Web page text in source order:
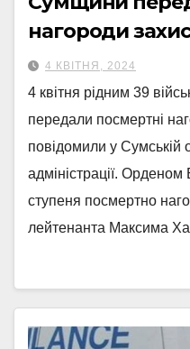
нагороди
4 КВІТНЯ, 2024
4 квітня рідним 39
передали посмертні
повідомили у Сумській
адміністрації. Орденом
ступеня посмертно
лейтенанта Максима